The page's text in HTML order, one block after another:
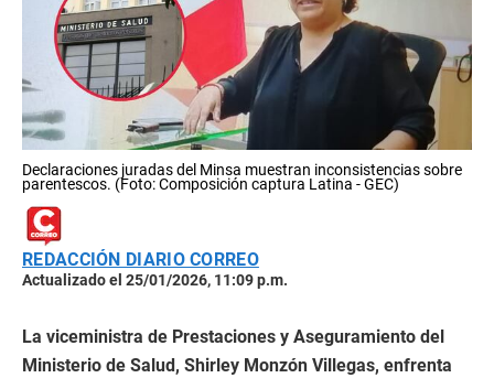
Declaraciones juradas del Minsa muestran inconsistencias sobre
parentescos. (Foto: Composición captura Latina - GEC)
REDACCIÓN DIARIO CORREO
Actualizado el 25/01/2026, 11:09 p.m.
La viceministra de Prestaciones y Aseguramiento del
Ministerio de Salud, Shirley Monzón Villegas, enfrenta